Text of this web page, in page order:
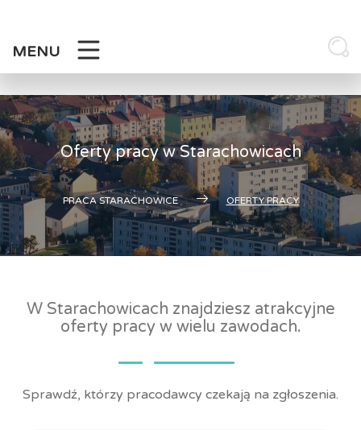
MENU
Oferty pracy w Starachowicach
PRACA STARACHOWICE OFERTY PRACY
W Starachowicach znajdziesz atrakcyjne
oferty pracy w wielu zawodach.
Sprawdź, którzy pracodawcy czekają na zgłoszenia.